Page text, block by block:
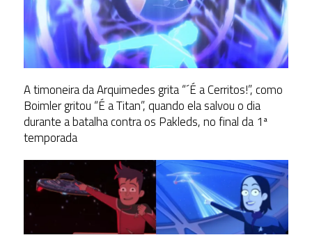
A timoneira da Arquimedes grita “´É a Cerritos!”, como
Boimler gritou “É a Titan”, quando ela salvou o dia
durante a batalha contra os Pakleds, no final da 1ª
temporada